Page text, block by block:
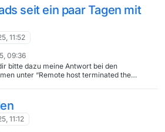
auch mit ^=de für de und deu gehen
dlp Feinheiten sind langsam OT hier
seit ein paar Tagen mit
11:52
09:36
bitte dazu meine Antwort bei den
unter “Remote host terminated the
11:12